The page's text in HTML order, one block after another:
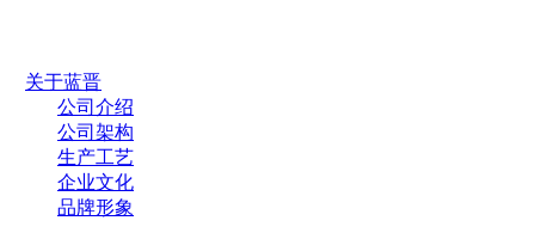
关于蓝晋
公司介绍
公司架构
生产工艺
企业文化
品牌形象